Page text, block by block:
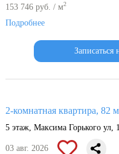
153 746 руб. / м2
Подробнее
Записаться
2-комнатная квартира, 82 м
5 этаж, Максима Горького
03 авг. 2026